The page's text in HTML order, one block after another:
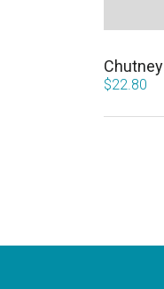
Chutney
$22.80